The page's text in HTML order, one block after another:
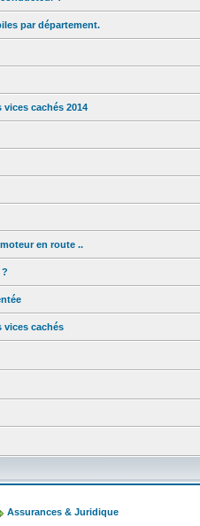
par département.
cachés 2014
en route ..
vices cachés
Assurances & Juridique